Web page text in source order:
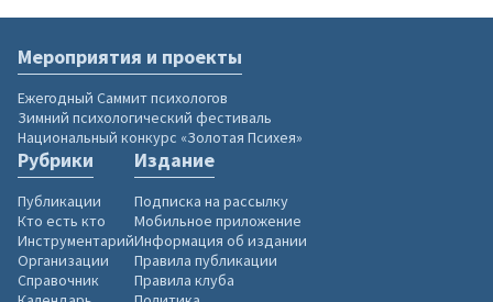
Мероприятия и проекты
Ежегодный Саммит психологов
Зимний психологический фестиваль
Национальный конкурс «Золотая Психея»
Рубрики
Публикации
Кто есть кто
Инструментарий
Организации
Справочник
Издание
Подписка на рассылку
Мобильное приложение
Информация об издании
Правила публикации
Правила клуба